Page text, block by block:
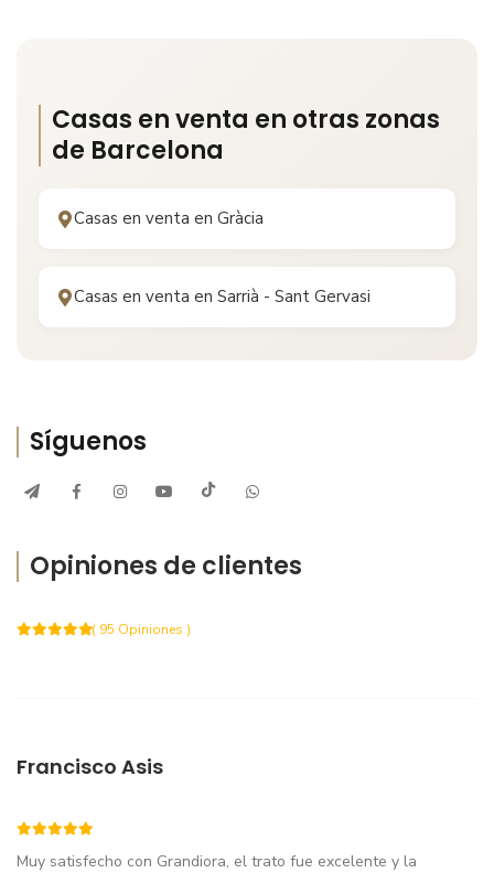
Casas en venta en otras zonas
de Barcelona
Casas en venta en Gràcia
Casas en venta en Sarrià - Sant Gervasi
Síguenos
Opiniones de clientes
( 95 Opiniones )
Francisco Asis
Muy satisfecho con Grandiora, el trato fue excelente y la